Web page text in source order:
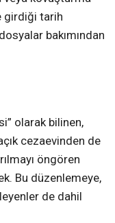
girdiği tarih
bakımından
olarak bilinen,
cezaevinden de
öngören
Bu düzenlemeye,
de dahil